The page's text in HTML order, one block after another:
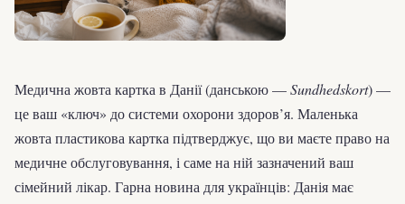
Медична жовта картка в Данії (данською —Sundhedskort) —
це ваш «ключ» до системи охорони здоров’я. Маленька
жовта пластикова картка підтверджує, що ви маєте право на
медичне обслуговування, і саме на ній зазначений ваш
сімейний лікар. Гарна новина для українців: Данія має